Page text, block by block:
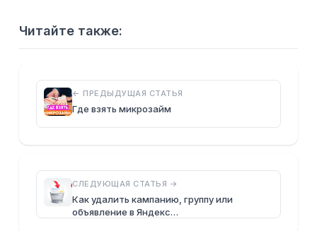
Читайте также:
← ПРЕДЫДУЩАЯ СТАТЬЯ
Где взять микрозайм
СЛЕДУЮЩАЯ СТАТЬЯ →
Как удалить кампанию, группу или
объявление в Яндекс…